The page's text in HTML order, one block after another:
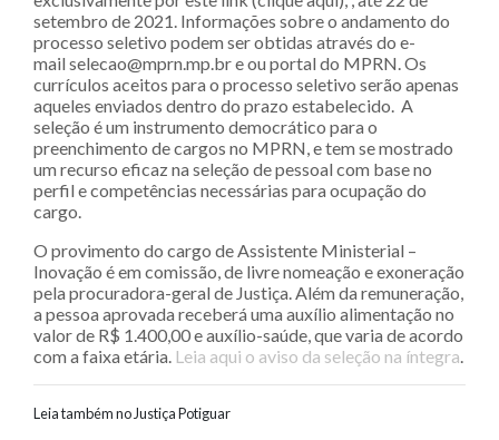
setembro de 2021. Informações sobre o andamento do
processo seletivo podem ser obtidas através do e-
mail selecao@mprn.mp.br e ou portal do MPRN. Os
currículos aceitos para o processo seletivo serão apenas
aqueles enviados dentro do prazo estabelecido. A
seleção é um instrumento democrático para o
preenchimento de cargos no MPRN, e tem se mostrado
um recurso eficaz na seleção de pessoal com base no
perfil e competências necessárias para ocupação do
cargo.
O provimento do cargo de Assistente Ministerial –
Inovação é em comissão, de livre nomeação e exoneração
pela procuradora-geral de Justiça. Além da remuneração,
a pessoa aprovada receberá uma auxílio alimentação no
valor de R$ 1.400,00 e auxílio-saúde, que varia de acordo
com a faixa etária. Leia aqui o aviso da seleção na íntegra
Leia também no Justiça Potiguar